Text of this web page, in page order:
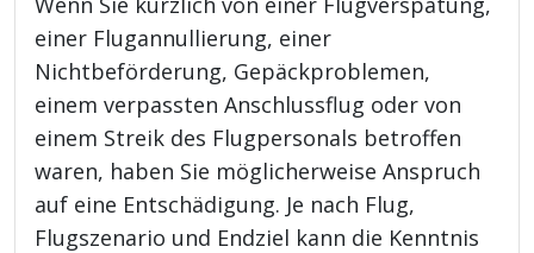
einer Flugannullierung, einer
Nichtbeförderung, Gepäckproblemen,
einem verpassten Anschlussflug oder von
einem Streik des Flugpersonals betroffen
waren, haben Sie möglicherweise Anspruch
auf eine Entschädigung. Je nach Flug,
Flugszenario und Endziel kann die Kenntnis